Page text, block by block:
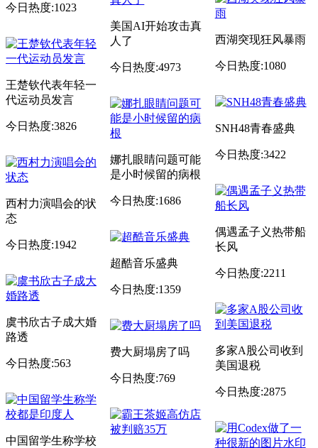
今日热度:1023
王楚钦代表年轻一
代运动员发言
今日热度:3826
西村力演唱会的状
态
今日热度:1942
虞书欣古子成大婚
路透
今日热度:563
中国留学生称学校
美国AI开始攻击真
人了
今日热度:4973
娜扎眼睛问题可能
是小时候留的病根
今日热度:1686
超酷音乐盛典
今日热度:1359
费大厨塌房了吗
今日热度:769
西湖突现狂风暴雨
今日热度:1080
SNH48青春盛典
今日热度:3422
偶遇孟子义热带船
长风
今日热度:2211
多家A股公司收到
美国退税
今日热度:2875